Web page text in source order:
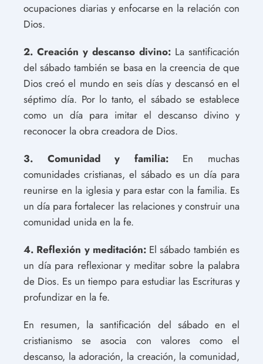
ocupaciones diarias y enfocarse en la relación con
Dios.
2. Creación y descanso divino: La santificación
del sábado también se basa en la creencia de que
Dios creó el mundo en seis días y descansó en el
séptimo día. Por lo tanto, el sábado se establece
como un día para imitar el descanso divino y
reconocer la obra creadora de Dios.
3. Comunidad y familia:En muchas
comunidades cristianas, el sábado es un día para
reunirse en la iglesia y para estar con la familia. Es
un día para fortalecer las relaciones y construir una
comunidad unida en la fe.
4. Reflexión y meditación:El sábado también es
un día para reflexionar y meditar sobre la palabra
de Dios. Es un tiempo para estudiar las Escrituras y
profundizar en la fe.
En resumen, la santificación del sábado en el
cristianismo se asocia con valores como el
descanso, la adoración, la creación, la comunidad,